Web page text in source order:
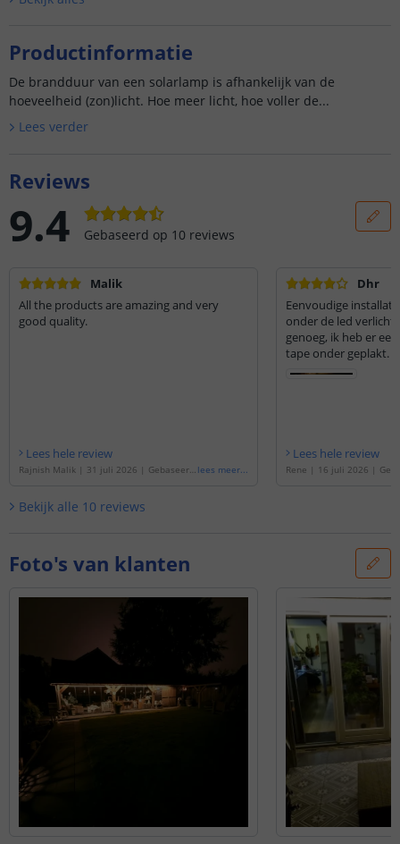
Productinformatie
De brandduur van een solarlamp is afhankelijk van de
hoeveelheid (zon)licht. Hoe meer licht, hoe voller de...
Lees verder
Reviews
9.4 Gebaseerd op 10 reviews
Malik
All the products are amazing and very
good quality.
Lees hele review
Rajnish Malik | 31 juli 2026 | Gebaseerd
lees meer...
Dhr
Eenvoudige
onder de led
genoeg, ik heb er
tape onder geplakt.
Lees hele review
Rene | 16 juli 2026 |
Bekijk alle 10 reviews
Foto's van klanten